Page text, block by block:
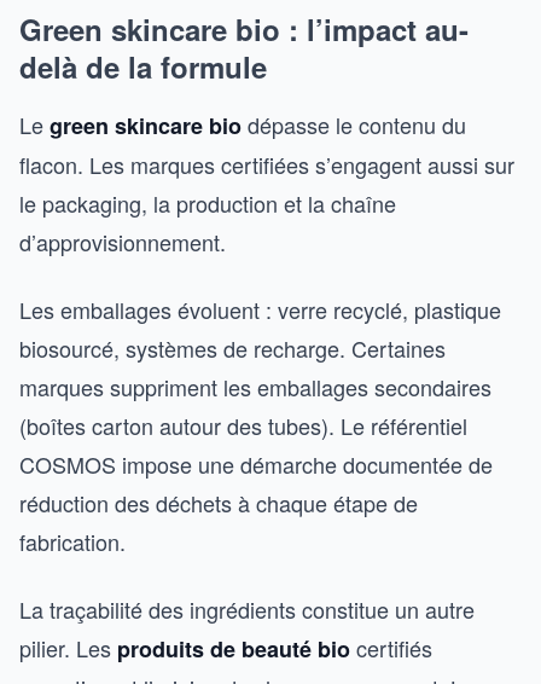
Green skincare bio : l’impact au-
delà de la formule
Legreen skincare biodépasse le contenu du
flacon. Les marques certifiées s’engagent aussi sur
le packaging, la production et la chaîne
d’approvisionnement.
Les emballages évoluent : verre recyclé, plastique
biosourcé, systèmes de recharge. Certaines
marques suppriment les emballages secondaires
(boîtes carton autour des tubes). Le référentiel
COSMOS impose une démarche documentée de
réduction des déchets à chaque étape de
fabrication.
La traçabilité des ingrédients constitue un autre
pilier. Les produits de beauté biocertifiés